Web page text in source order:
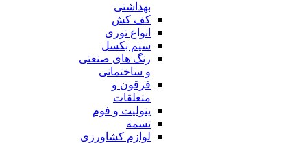
بهداشتی
کف کش
انواع توری
سیم بکسل
رنگ های صنعتی
و ساختمانی
فرقون و
متعلقات
ینولیت و فوم
تسمه
لوازم کشاورزی